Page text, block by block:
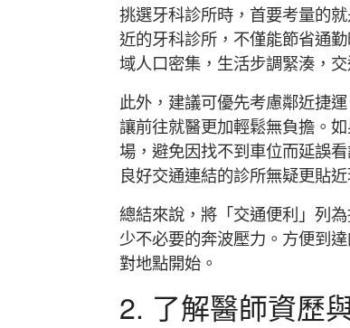
挑選牙科診所時，首要考量的
近的牙科診所，不僅能節省通
域人口密集，生活步調緊湊，
此外，建議可優先考慮鄰近捷
讓前往就醫更加輕鬆無負擔。
場，避免因找不到車位而延誤
良好交通連結的診所無疑更貼
總結來說，將「交通便利」列
少不必要的奔波壓力。方便到
對地點開始。
2. 了解醫師資歷